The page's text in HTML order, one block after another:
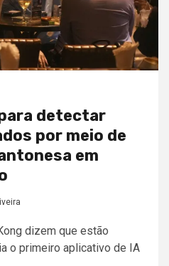
detectar
por meio de
em
dizem que estão
o primeiro aplicativo de IA